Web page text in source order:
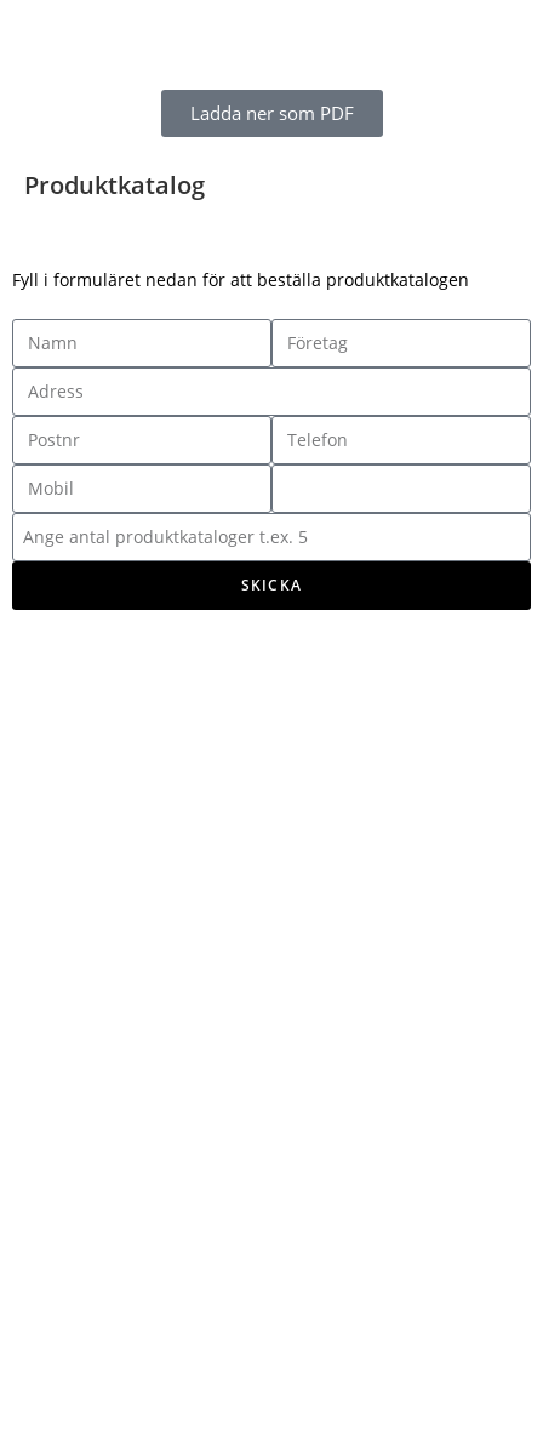
Ladda ner som PDF
Produktkatalog
Fyll i formuläret nedan för att beställa produktkatalogen
SKICKA